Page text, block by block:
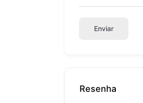
Enviar
Resenha